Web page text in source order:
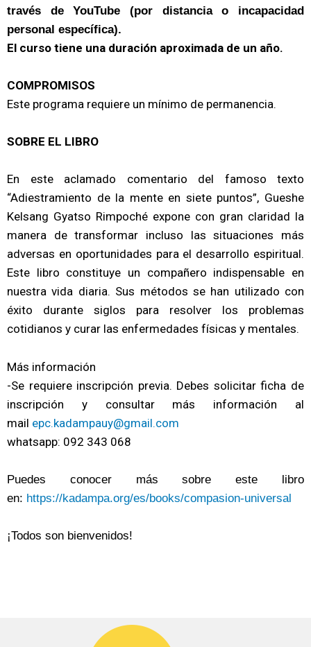
través de YouTube (por distancia o incapacidad
personal específica).
El curso tiene una duración aproximada de un año.
COMPROMISOS
Este programa requiere un mínimo de permanencia.
SOBRE EL LIBRO
En este aclamado comentario del famoso texto
“Adiestramiento de la mente en siete puntos”, Gueshe
Kelsang Gyatso Rimpoché expone con gran claridad la
manera de transformar incluso las situaciones más
adversas en oportunidades para el desarrollo espiritual.
Este libro constituye un compañero indispensable en
nuestra vida diaria. Sus métodos se han utilizado con
éxito durante siglos para resolver los problemas
cotidianos y curar las enfermedades físicas y mentales.
Más información
-Se requiere inscripción previa. Debes solicitar ficha de
inscripción y consultar más información al
mail epc.kadampauy@gmail.com
whatsapp: 092 343 068
Puedes conocer más sobre este libro
en: https://kadampa.org/es/books/compasion-universal
¡Todos son bienvenidos!